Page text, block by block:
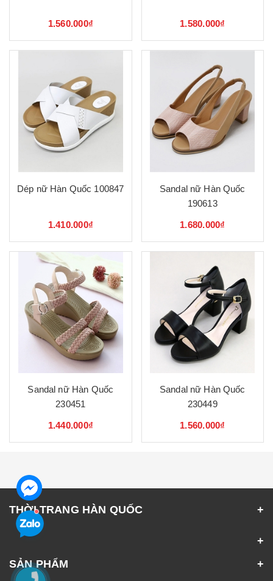
1.560.000₫ 1.580.000₫
Dép nữ Hàn Quốc 100847
1.410.000₫
Sandal nữ Hàn Quốc
190613
1.680.000₫
Sandal nữ Hàn Quốc
230451
1.440.000₫
Sandal nữ Hàn Quốc
230449
1.560.000₫
THỜI TRANG HÀN QUỐC
SẢN PHẨM